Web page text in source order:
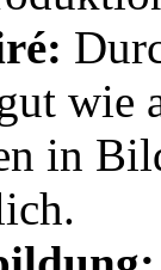
wie
in